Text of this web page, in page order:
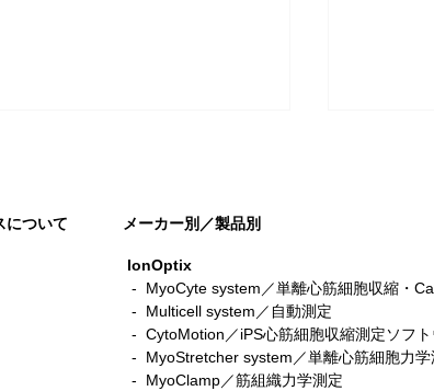
皮膚組織レイヤー穴あけ試験
置 国内
について メーカー別／製品別
IonOptix
- MyoCyte system／単離心筋細胞収縮・
- Multicell system／自動測定
- CytoMotion／iPS心筋細胞収縮測定ソフ
- MyoStretcher system／単離心筋細胞力学
- MyoClamp／筋組織力学測定